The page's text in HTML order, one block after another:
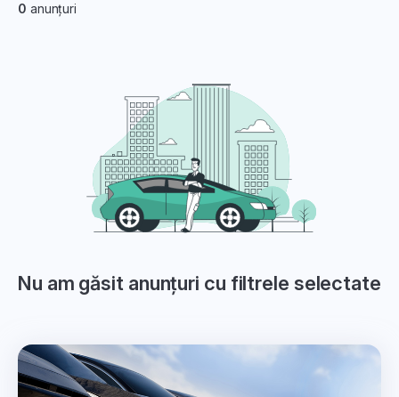
0 anunțuri
Nu am găsit anunțuri cu filtrele selectate